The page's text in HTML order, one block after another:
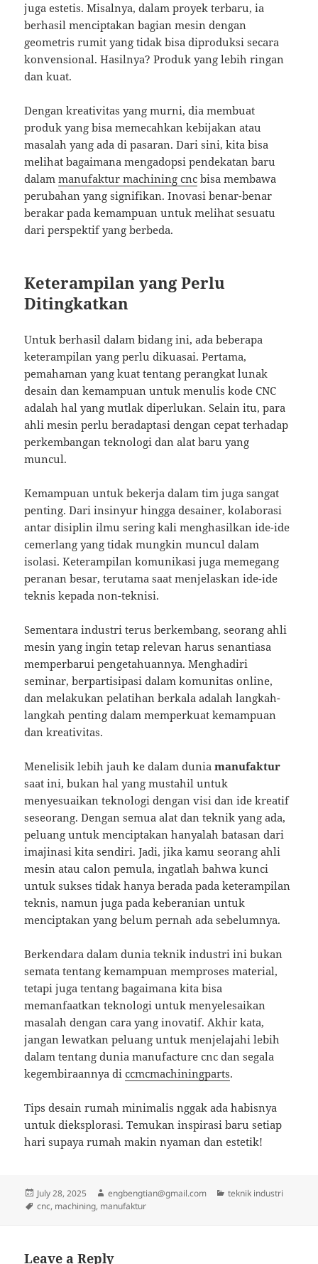
juga estetis. Misalnya, dalam proyek terbaru, ia
berhasil menciptakan bagian mesin dengan
geometris rumit yang tidak bisa diproduksi secara
konvensional. Hasilnya? Produk yang lebih ringan
dan kuat.
Dengan kreativitas yang murni, dia membuat
produk yang bisa memecahkan kebijakan atau
masalah yang ada di pasaran. Dari sini, kita bisa
melihat bagaimana mengadopsi pendekatan baru
dalammanufaktur machining cnc bisa membawa
perubahan yang signifikan. Inovasi benar-benar
berakar pada kemampuan untuk melihat sesuatu
dari perspektif yang berbeda.
Keterampilan yang Perlu
Ditingkatkan
Untuk berhasil dalam bidang ini, ada beberapa
keterampilan yang perlu dikuasai. Pertama,
pemahaman yang kuat tentang perangkat lunak
desain dan kemampuan untuk menulis kode CNC
adalah hal yang mutlak diperlukan. Selain itu, para
ahli mesin perlu beradaptasi dengan cepat terhadap
perkembangan teknologi dan alat baru yang
muncul.
Kemampuan untuk bekerja dalam tim juga sangat
penting. Dari insinyur hingga desainer, kolaborasi
antar disiplin ilmu sering kali menghasilkan ide-ide
cemerlang yang tidak mungkin muncul dalam
isolasi. Keterampilan komunikasi juga memegang
peranan besar, terutama saat menjelaskan ide-ide
teknis kepada non-teknisi.
Sementara industri terus berkembang, seorang ahli
mesin yang ingin tetap relevan harus senantiasa
memperbarui pengetahuannya. Menghadiri
seminar, berpartisipasi dalam komunitas online,
dan melakukan pelatihan berkala adalah langkah-
langkah penting dalam memperkuat kemampuan
dan kreativitas.
Menelisik lebih jauh ke dalam duniamanufaktur
saat ini, bukan hal yang mustahil untuk
menyesuaikan teknologi dengan visi dan ide kreatif
seseorang. Dengan semua alat dan teknik yang ada,
peluang untuk menciptakan hanyalah batasan dari
imajinasi kita sendiri. Jadi, jika kamu seorang ahli
mesin atau calon pemula, ingatlah bahwa kunci
untuk sukses tidak hanya berada pada keterampilan
teknis, namun juga pada keberanian untuk
menciptakan yang belum pernah ada sebelumnya.
Berkendara dalam dunia teknik industri ini bukan
semata tentang kemampuan memproses material,
tetapi juga tentang bagaimana kita bisa
memanfaatkan teknologi untuk menyelesaikan
masalah dengan cara yang inovatif. Akhir kata,
jangan lewatkan peluang untuk menjelajahi lebih
dalam tentang dunia manufacture cnc dan segala
kegembiraannya diccmcmachiningparts.
Tips desain rumah minimalis nggak ada habisnya
untuk dieksplorasi. Temukan inspirasi baru setiap
hari supaya rumah makin nyaman dan estetik!
Posted
on
July 28, 2025 Author
engbengtian@gmail.com Categories
teknik industri
Tags
cnc, machining, manufaktur
Leave a Reply